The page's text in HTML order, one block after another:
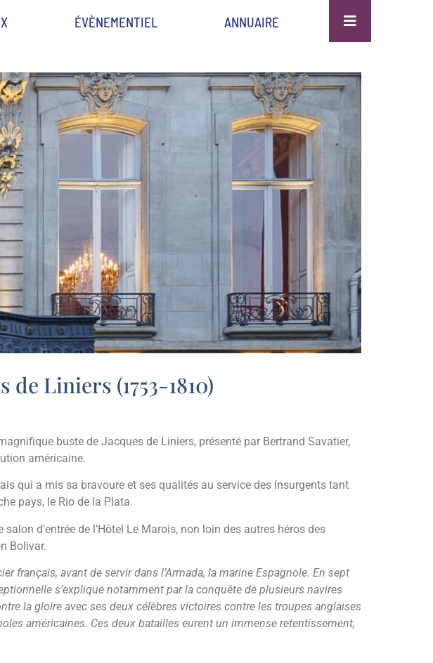
ÉVÈNEMENTIEL ANNUAIRE
Liniers (1753-1810)
buste de Jacques de Liniers, présenté par Bertrand Savatier,
américaine.
qui a mis sa bravoure et ses qualités au service des Insurgents tant
pays, le Rio de la Plata.
d’entrée de l’Hôtel Le Marois, non loin des autres héros des
Bolivar.
français, avant de servir dans l’Armada, la marine Espagnole. En sept
s’explique notamment par la conquête de plusieurs navires
la gloire avec ses deux célèbres victoires contre les troupes anglaises
américaines. Ces deux batailles eurent un immense retentissement,